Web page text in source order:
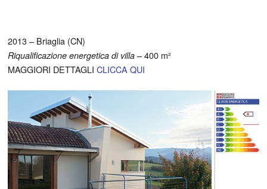
2013 – Briaglia (CN)
Riqualificazione energetica di villa – 400 m²
MAGGIORI DETTAGLICLICCA QUI